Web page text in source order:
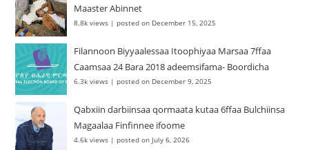
Maaster Abinnet
8.8k views |posted on December 15, 2025
Filannoon Biyyaalessaa Itoophiyaa Marsaa 7ffaa
Caamsaa 24 Bara 2018 adeemsifama- Boordicha
6.3k views |posted on December 9, 2025
Qabxiin darbiinsaa qormaata kutaa 6ffaa Bulchiinsa
Magaalaa Finfinnee ifoome
4.6k views |posted on July 6, 2026